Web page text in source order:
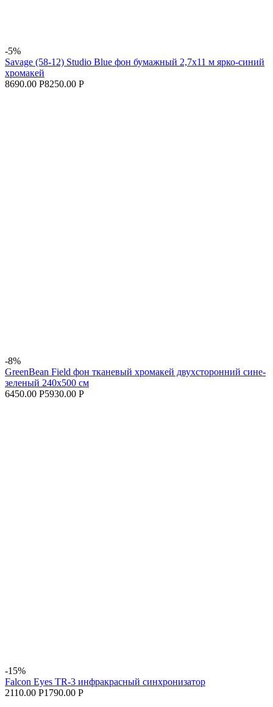
-5%
Savage (58-12) Studio Blue фон бумажный 2,7x11 м ярко-синий
хромакей
8690.00 Р8250.00 Р
-8%
GreenBean Field фон тканевый хромакей двухсторонний сине-
зеленый 240х500 см
6450.00 Р5930.00 Р
-15%
Falcon Eyes TR-3 инфракрасный синхронизатор
2110.00 Р1790.00 Р